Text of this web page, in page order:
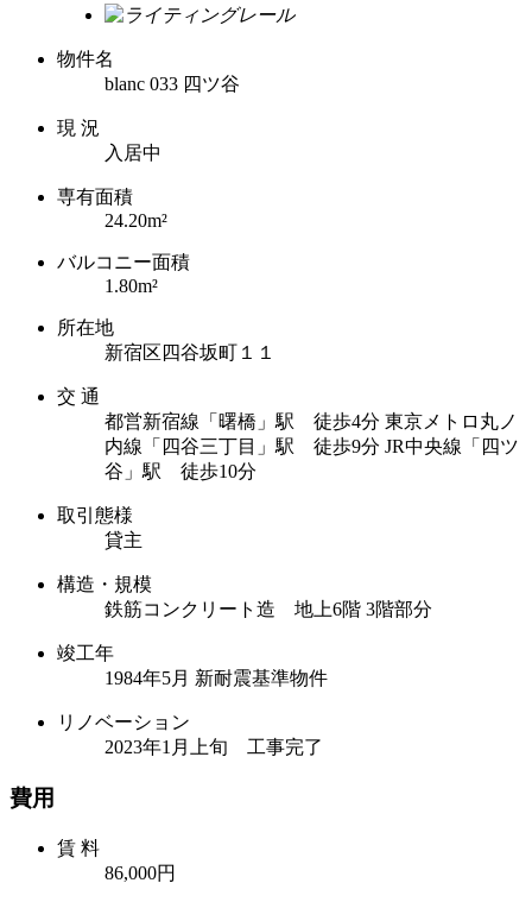
物件名
blanc 033 四ツ谷
現 況
入居中
専有面積
24.20m²
バルコニー面積
1.80m²
所在地
新宿区四谷坂町１１
交 通
都営新宿線「曙橋」駅 徒歩4分 東京メトロ丸ノ
内線「四谷三丁目」駅 徒歩9分 JR中央線「四ツ
谷」駅 徒歩10分
取引態様
貸主
構造・規模
鉄筋コンクリート造 地上6階 3階部分
竣工年
1984年5月 新耐震基準物件
リノベーション
2023年1月上旬 工事完了
費用
賃 料
86,000円